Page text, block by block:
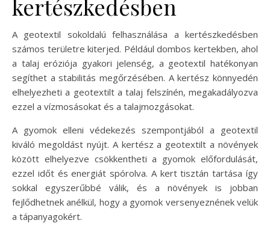
kertészkedésben
A geotextil sokoldalú felhasználása a kertészkedésben
számos területre kiterjed. Például dombos kertekben, ahol
a talaj eróziója gyakori jelenség, a geotextil hatékonyan
segíthet a stabilitás megőrzésében. A kertész könnyedén
elhelyezheti a geotextilt a talaj felszínén, megakadályozva
ezzel a vízmosásokat és a talajmozgásokat.
A gyomok elleni védekezés szempontjából a geotextil
kiváló megoldást nyújt. A kertész a geotextilt a növények
között elhelyezve csökkentheti a gyomok előfordulását,
ezzel időt és energiát spórolva. A kert tisztán tartása így
sokkal egyszerűbbé válik, és a növények is jobban
fejlődhetnek anélkül, hogy a gyomok versenyeznének velük
a tápanyagokért.